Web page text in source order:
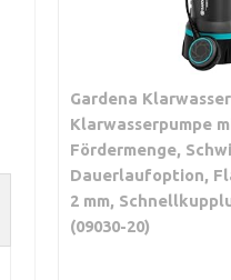
Gardena
Klarwasserpumpe
Fördermenge,
Dauerlaufoption,
2 mm,
(09030-20)